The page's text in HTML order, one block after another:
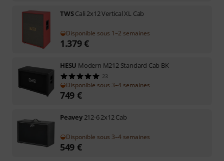
TWSCali 2x12 Vertical XL Cab
Disponible sous 1–2 semaines
1.379€
HESU Modern M212 Standard Cab BK
23
Disponible sous 3–4 semaines
749 €
Peavey 212-6 2x12 Cab
Disponible sous 3–4 semaines
549 €